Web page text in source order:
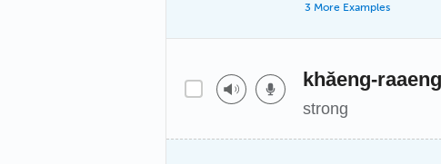
3 More Examples
khǎeng-raaeng
strong